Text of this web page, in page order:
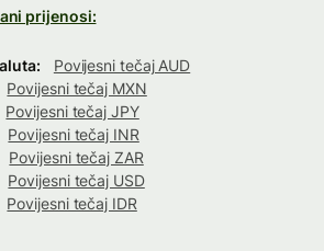
prijenosi:
Povijesni tečaj AUD
Povijesni tečaj MXN
Povijesni tečaj JPY
Povijesni tečaj INR
Povijesni tečaj ZAR
Povijesni tečaj USD
Povijesni tečaj IDR